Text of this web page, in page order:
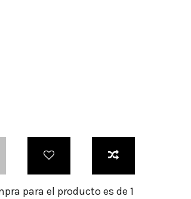
para el producto es de 1